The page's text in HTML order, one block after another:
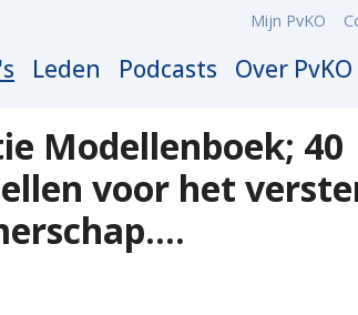
Leden Podcasts Over PvKO
Meta
Mijn PvKO
Modellenboek; 40
voor het